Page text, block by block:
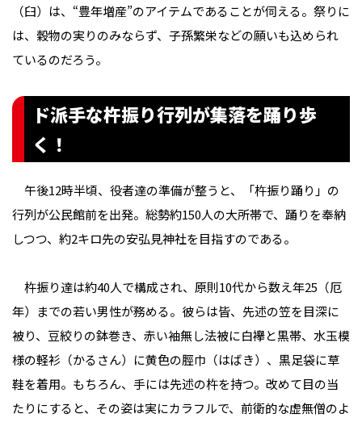
（臼）は、“豊年増産”のアイテムであることが伺える。祭りに
は、穀物の実りのみならず、子孫繁栄などの願いも込められ
ているのだろう。
ド派手な杵振り行列が集落を踊り歩
く！
午後12時半頃、役者達の準備が整うと、「杵振り踊り」の
行列が公民館前を出発。総勢約150人の大所帯で、踊りを奉納
しつつ、約2キロ先の安弘見神社を目指すのである。
杵振り達は約40人で構成され、原則10代から数え年25（厄
年）までの若い男性が務める。彼らは皆、先述の笠を目深に
被り、豆絞りの鉢巻き、赤い袖無し法被に白襷と黒帯、水玉模
様の軽衫（かるさん）に黄色の脛巾（はばき）、黒足袋に草
鞋を着用。もちろん、手には先述の杵を持つ。改めて目の当
たりにすると、その姿は実にカラフルで、前衛的な虚無僧のよ